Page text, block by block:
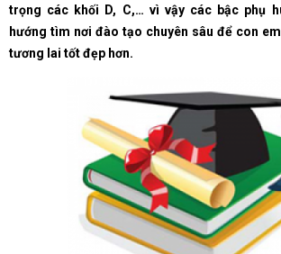
trọng các khối D, C,… vì vậy các bậc phụ
hướng tìm nơi đào tạo chuyên sâu để con
tương lai tốt đẹp hơn.